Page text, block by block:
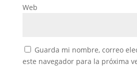
Web
Guarda mi nombre, correo
este navegador para la próxima